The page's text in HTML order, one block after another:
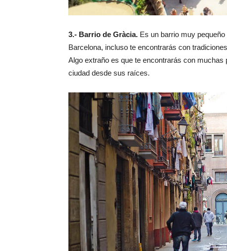
3.- Barrio de Gràcia. Es un barrio muy
Barcelona, incluso te encontrarás con
Algo extraño es que te encontrarás con
ciudad desde sus raíces.